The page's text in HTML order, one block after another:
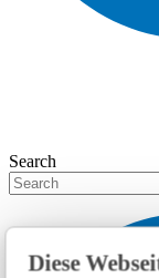
Diese
Search